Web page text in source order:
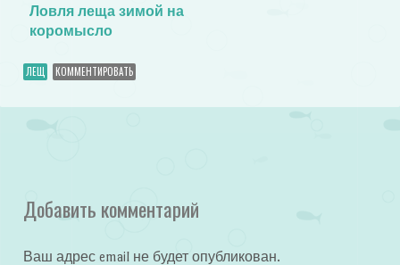
Ловля леща зимой на
коромысло
ЛЕЩ КОММЕНТИРОВАТЬ
Добавить комментарий
Ваш адрес email не будет опубликован.